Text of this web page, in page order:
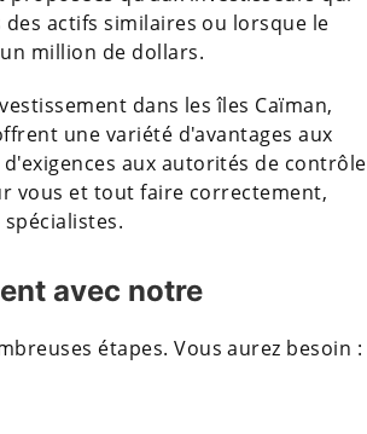
actifs similaires ou lorsque le
million de dollars.
dans les îles Caïman,
une variété d'avantages aux
aux autorités de contrôle
vous et tout faire correctement,
avec notre
étapes. Vous aurez besoin :